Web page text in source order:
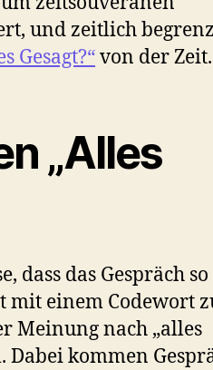
und zeitlich
Gesagt?“von der Zeit.
„Alles
dass das Gespräch
mit einem Codewort
Meinung nach „alles
Dabei kommen